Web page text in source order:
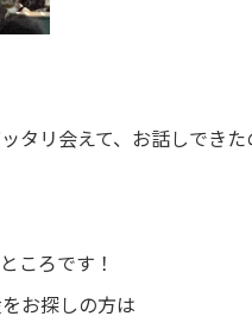
タリ会えて、お話しでき
ころです！
お探しの方は